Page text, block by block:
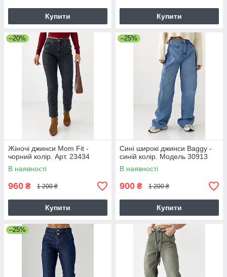
Купити Купити
–20%
Жіночі джинси Mom Fit -
чорний колір. Арт. 23434
В наявності
960 ₴ 1 200 ₴
Купити
–25%
Сині широкі джинси Baggy -
синій колір. Модель 30913
В наявності
900 ₴ 1 200 ₴
Купити
–25%